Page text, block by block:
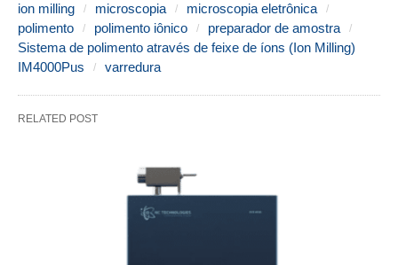
ion milling
microscopia
microscopia eletrônica
polimento
polimento iônico
preparador de amostra
Sistema de polimento através de feixe de íons (Ion Milling)
IM4000Pus
varredura
RELATED POST